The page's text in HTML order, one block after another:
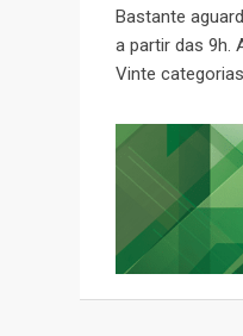
Bastante
a partir das 9h.
Vinte